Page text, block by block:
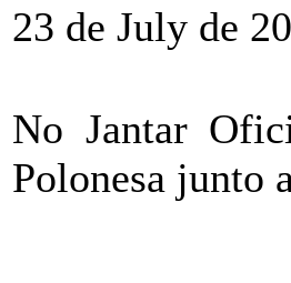
23 de July de
No Jantar
Polonesa junto